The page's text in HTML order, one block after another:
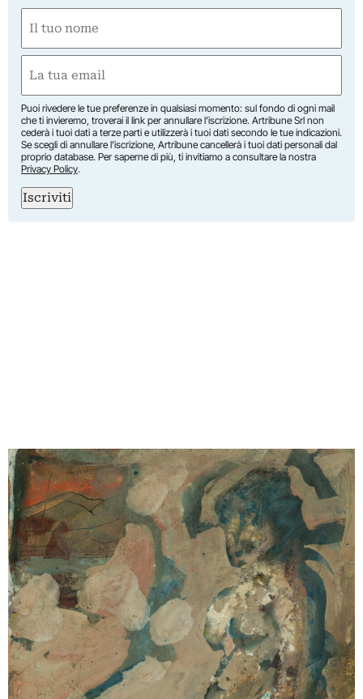
(Required)
First
(Required)
Puoi rivedere le tue preferenze in qualsiasi momento: sul fondo di ogni mail
che ti invieremo, troverai il link per annullare l’iscrizione. Artribune Srl non
cederà i tuoi dati a terze parti e utilizzerà i tuoi dati secondo le tue indicazioni.
Se scegli di annullare l’iscrizione, Artribune cancellerà i tuoi dati personali dal
proprio database. Per saperne di più, ti invitiamo a consultare la nostra
Privacy Policy.
Iscriviti